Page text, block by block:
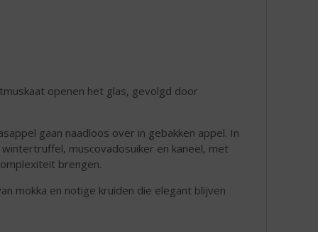
openen het glas, gevolgd door
gaan naadloos over in gebakken appel. In
muscovadosuiker en kaneel, met
brengen.
mokka en notige kruiden die elegant blijven